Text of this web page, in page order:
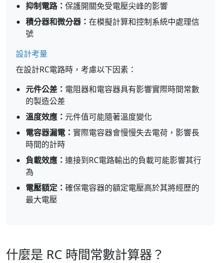
抑制電路： 保護開關免受電壓尖峰的影響
積分器和微分器： 在模擬計算和控制系統中處理信
號
設計考量
在設計RC電路時，考慮以下因素：
元件公差： 電阻器和電容器具有影響實際時間常數
的製造公差
溫度效應： 元件值可能隨著溫度變化
電容器漏電： 實際電容器會慢慢失去電荷，影響長
時間的計時
負載效應： 連接到RC電路輸出的負載可能影響其行
為
電壓額定： 確保電容器的額定電壓高於其將經歷的
最大電壓
什麼是 RC 時間常數計算器？